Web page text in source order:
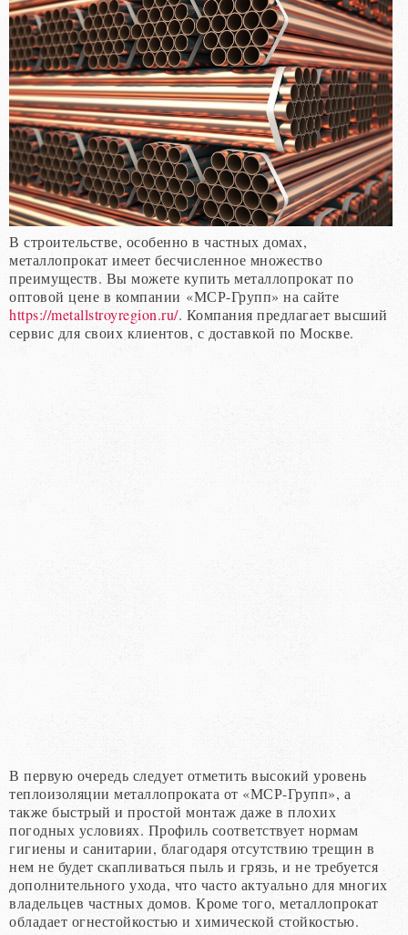
В строительстве, особенно в частных домах,
металлопрокат имеет бесчисленное множество
преимуществ. Вы можете купить металлопрокат по
оптовой цене в компании «МСР-Групп» на сайте
https://metallstroyregion.ru/. Компания предлагает высший
сервис для своих клиентов, с доставкой по Москве.
В первую очередь следует отметить высокий уровень
теплоизоляции металлопроката от «МСР-Групп», а
также быстрый и простой монтаж даже в плохих
погодных условиях. Профиль соответствует нормам
гигиены и санитарии, благодаря отсутствию трещин в
нем не будет скапливаться пыль и грязь, и не требуется
дополнительного ухода, что часто актуально для многих
владельцев частных домов. Кроме того, металлопрокат
обладает огнестойкостью и химической стойкостью.